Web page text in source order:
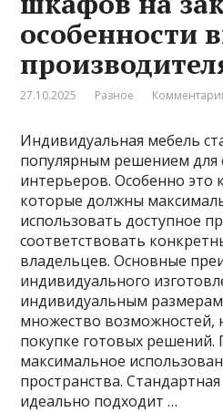
особенности
27.10.2025 Разное
Индивидуальная мебель
популярным решением для
интерьеров. Особенно это
которые должны
использовать доступное
соответствовать
владельцев. Основные
индивидуального
индивидуальным
множество возможностей,
покупке готовых решений.
максимальное
пространства.
идеально подходит …